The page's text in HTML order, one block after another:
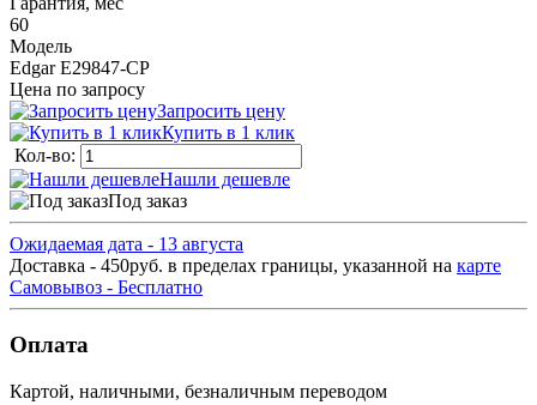
60
Модель
Edgar E29847-CP
Цена по запросу
Запросить цену
Купить в 1 клик
Кол-во:
Нашли дешевле
Под заказ
Ожидаемая дата - 13 августа
Доставка - 450руб. в пределах границы, указанной на карте
Самовывоз - Бесплатно
Оплата
Картой, наличными, безналичным переводом